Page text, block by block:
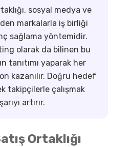
sosyal medya ve
markalarla iş birliği
sağlama yöntemidir.
olarak da bilinen bu
tanıtımı yaparak her
kazanılır. Doğru hedef
takipçilerle çalışmak
artırır.
Ortaklığı